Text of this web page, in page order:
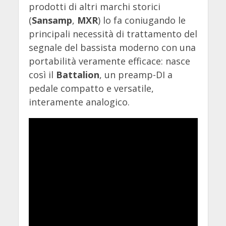
prodotti di altri marchi storici
(Sansamp, MXR) lo fa coniugando le
principali necessità di trattamento del
segnale del bassista moderno con una
portabilità veramente efficace: nasce
così il Battalion, un preamp-DI a
pedale compatto e versatile,
interamente analogico.